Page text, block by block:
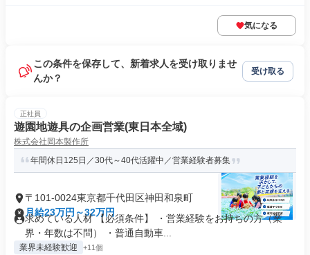
気になる
この条件を保存して、新着求人を受け取りませ
んか？
受け取る
正社員
遊園地遊具の企画営業(東日本全域)
株式会社岡本製作所
年間休日125日／30代～40代活躍中／営業経験者募集
〒101-0024東京都千代田区神田和泉町
月給23万円～32万円
求めている人材 【必須条件】 ・営業経験をお持ちの方（業
界・年数は不問） ・普通自動車...
業界未経験歓迎 +11個